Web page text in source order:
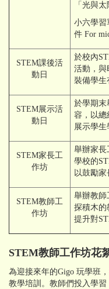
「光與太
小六學習
件 For
STEM課後活
動日
於校內
活動，與
裝備學生
STEM展示活
動日
於學期末
容，以總
展示學生
STEM家長工
作坊
舉辦家長
學校的
以鼓勵家
STEM教師工
作坊
舉辦教師
探積木的
提升對
STEM教師工作坊花
為迎接來年的Gigo 玩學班
教學培訓。教師們投入學習